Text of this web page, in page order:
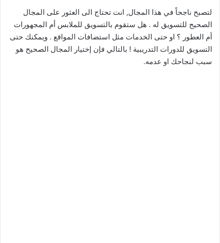
لتصبح ناجحاً في هذا المجال, انت تحتاج الى العثور على المجال
الصحيح للتسويق له . هل ستقوم بالتسويق للملابس أم المجهورات
أم العطور ؟ او حتى الخدمات مثل استضافات المواقع . ويمكنك حتى
التسويق للدورات التدريبية ! بالتالي فإن إختيار المجال الصحيح هو
سبب لنجاحك او عدمه.